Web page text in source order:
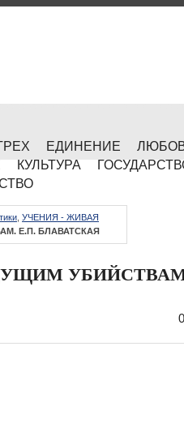
ЕДИНЕНИЕ
КУЛЬТУРА
УЧЕНИЯ - ЖИВАЯ
Е.П. БЛАВАТСКАЯ